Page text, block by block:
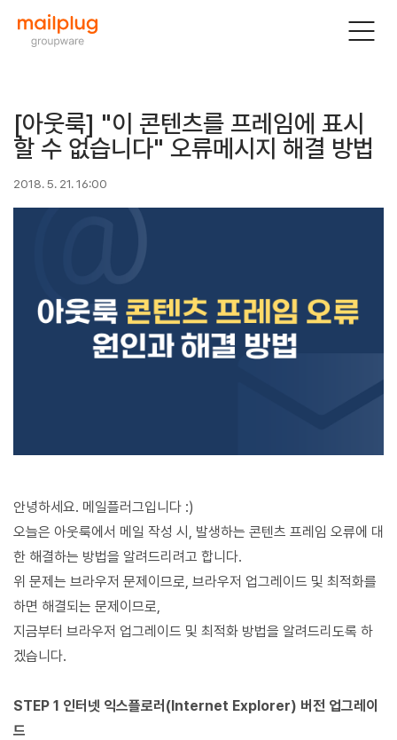
[아웃룩] "이 콘텐츠를 프레임에 표시
할 수 없습니다" 오류메시지 해결 방법
2018. 5. 21. 16:00
안녕하세요. 메일플러그입니다 :)
오늘은 아웃룩에서 메일 작성 시, 발생하는 콘텐츠 프레임 오류에 대
한 해결하는 방법을 알려드리려고 합니다.
위 문제는 브라우저 문제이므로, 브라우저 업그레이드 및 최적화를
하면 해결되는 문제이므로,
지금부터 브라우저 업그레이드 및 최적화 방법을 알려드리도록 하
겠습니다.
STEP 1 인터넷 익스플로러(Internet Explorer) 버전 업그레이
드